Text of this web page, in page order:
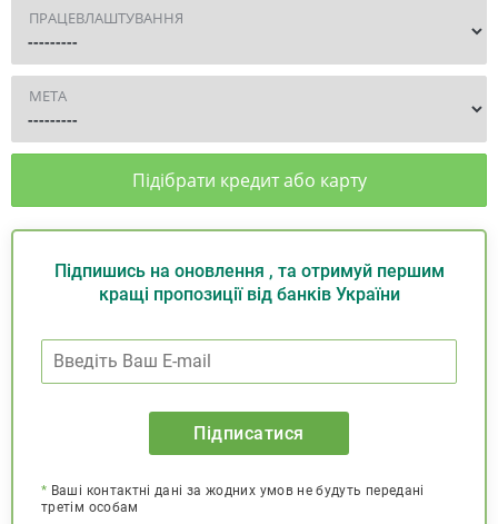
ПРАЦЕВЛАШТУВАННЯ
МЕТА
Підібрати кредит або карту
Підпишись на оновлення , та отримуй першим
кращі пропозиції від банків України
Підписатися
* Ваші контактні дані за жодних умов не будуть передані
третім особам